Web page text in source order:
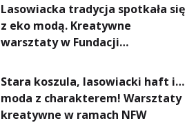
Lasowiacka tradycja spotkała się
z eko modą. Kreatywne
warsztaty w Fundacji
Stara koszula, lasowiacki haft i…
moda z charakterem! Warsztaty
kreatywne w ramach NFW